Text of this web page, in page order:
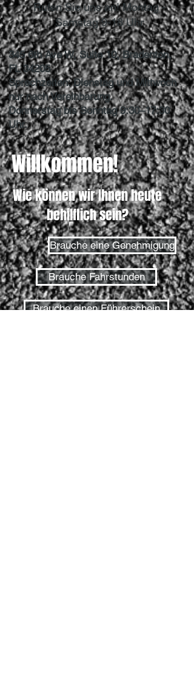
Rufen Sie uns an! Montag -
Samstag 9-18 Uhr
345 6th Ave W, Suite 10, Bradenton,
FL 34205
Sprechzeiten: Dienstag und Mittwoch
nur nach Vereinbarung.
Donnerstag bis Sonntag 9:30–17:30
Uhr.
Willkommen!
Wie können wir Ihnen heute
behilflich sein?
Brauche eine Genehmigung
Brauche Fahrstunden
Brauche einen Führerschein